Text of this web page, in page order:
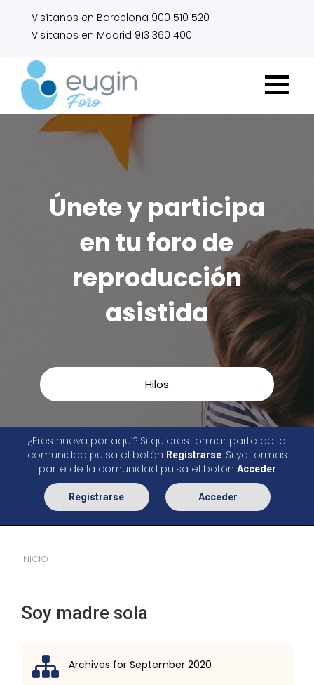
Visítanos en Barcelona 900 510 520
Visítanos en Madrid 913 360 400
Únete y participa
en tu foro de
reproducción
asistida
Hilos
¿Eres nueva por aquí? Si quieres formar parte de la
comunidad pulsa el botón Registrarse. Si ya formas
parte de la comunidad pulsa el botón Acceder
Registrarse Acceder
INICIO
Soy madre sola
Archives for September 2020